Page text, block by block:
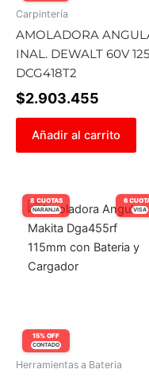
Carpintería
AMOLADORA
INAL. DEWALT 60V
DCG418T2
$2.903.455
Añadir al carrito
6
VISA
8 CUOTAS
NARANJA
15% OFF
CONTADO
Herramientas a Bateria